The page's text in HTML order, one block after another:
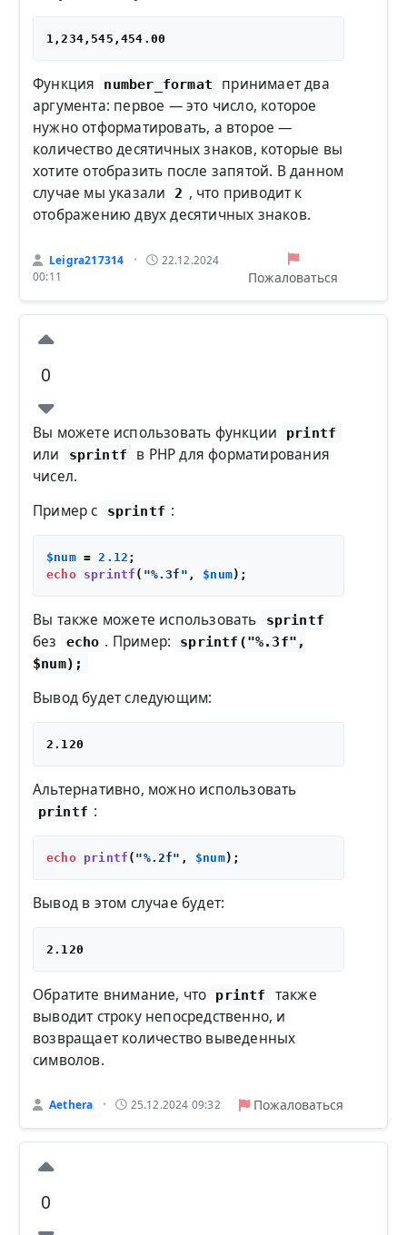
Функция number_format
принимает два
аргумента: первое — это число, которое
нужно отформатировать, а второе —
количество десятичных знаков, которые вы
хотите отобразить после запятой. В данном
случае мы указали
2 , что приводит к
отображению двух десятичных знаков.
Leigra217314 •
22.12.2024
00:11
Пожаловаться
0
Вы можете использовать функции printf
или sprintf
в PHP для форматирования
чисел.
Пример с
sprintf :
$num = 2.12
echo
sprintf ( "%.3f" , $num
Вы также можете использовать sprintf
без echo . Пример:
sprintf("%.3f",
$num);
Вывод будет следующим:
Альтернативно, можно использовать
printf :
echo printf ( "%.2f" , $num
Вывод в этом случае будет:
Обратите внимание, что printf
также
выводит строку непосредственно, и
возвращает количество выведенных
символов.
Aethera • 25.12.2024 09:32 Пожаловаться
0